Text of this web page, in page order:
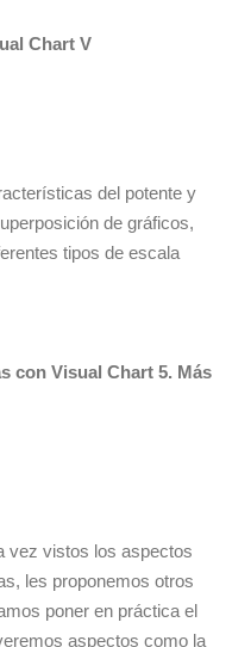
Chart V
del potente y
de gráficos,
tipos de escala
con Visual Chart 5. Más
vez vistos los aspectos
les proponemos otros
poner en práctica el
aspectos como la